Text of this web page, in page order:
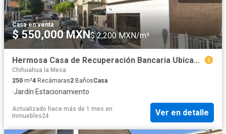
Casa·en venta
$ 550,000 MXN$ 2,200 MXN/m²
Hermosa Casa de Recuperación Bancaria Ubicada en Tijuana Baja California *NO CRÉDITOS
Chihuahua la Mesa
250 m²4 Recámaras2 BañosCasa
·Jardín·Estacionamiento
Actualizado hace más de 1 mes en
Inmuebles24
Ver en detalle